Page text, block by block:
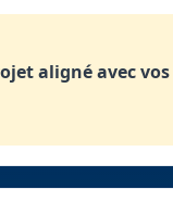
aligné avec